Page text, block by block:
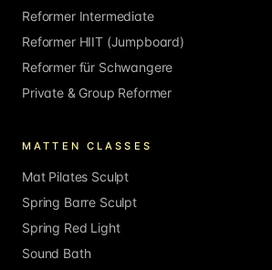
Reformer Intermediate
Reformer HIIT (Jumpboard)
Reformer für Schwangere
Private & Group Reformer
MATTEN CLASSES
Mat Pilates Sculpt
Spring Barre Sculpt
Spring Red Light
Sound Bath